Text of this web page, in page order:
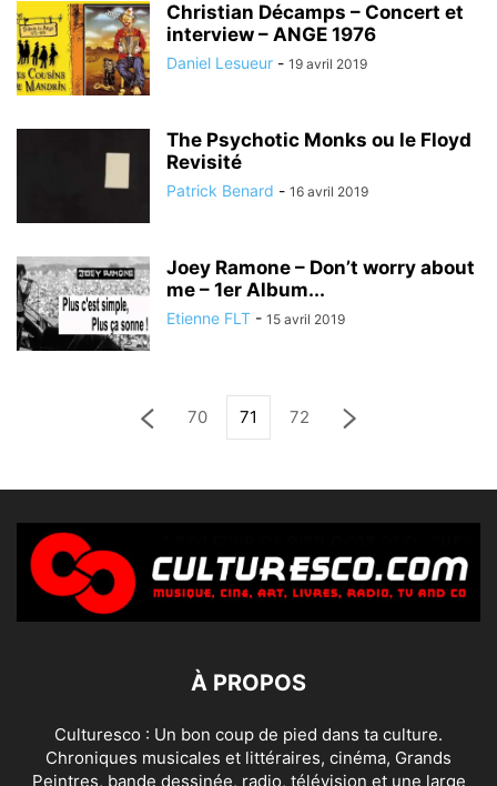
Christian Décamps – Concert et
interview – ANGE 1976
Daniel Lesueur - 19 avril 2019
The Psychotic Monks ou le Floyd
Revisité
Patrick Benard - 16 avril 2019
Joey Ramone – Don’t worry about
me – 1er Album...
Etienne FLT - 15 avril 2019
70 71 72
À PROPOS
Culturesco : Un bon coup de pied dans ta culture.
Chroniques musicales et littéraires, cinéma, Grands
Peintres, bande dessinée, radio, télévision et une large